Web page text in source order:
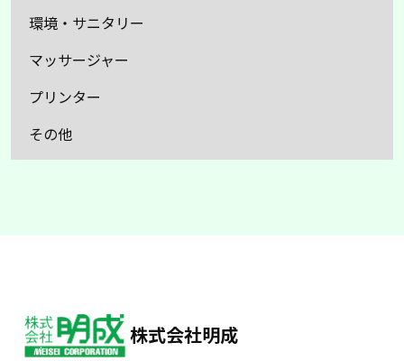
環境・サニタリー
マッサージャー
プリンター
その他
株式会社明成